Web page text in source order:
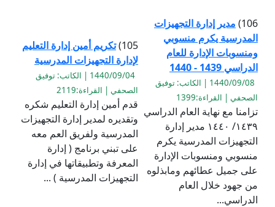
106) مدير إدارة التجهيزات
المدرسية يكرم منسوبي
ومنسوبات الإدارة للعام
الدراسي 1439 - 1440
1440/09/08 | الكاتب: توفيق
الصحفي | القراءة:1399
تزامنا مع نهاية العام الدراسي
١٤٣٩/ ١٤٤٠ مدير إدارة
التجهيزات المدرسية يكرم
منسوبي ومنسوبات الإدارة
على جميل عطائهم ومابذلوه
من جهود خلال العام
الدراسي...
105) تكريم أمين إدارة التعليم
لإدارة التجهيزات المدرسية
1440/09/04 | الكاتب: توفيق
الصحفي | القراءة:2119
قدم أمين إدارة التعليم شكره
وتقديره لمدير إدارة التجهيزات
المدرسية ولفريق العم معه
على تبني برنامج ( إدارة
المعرفة وتطبيقاتها في إدارة
التجهيزات المدرسية ) ...